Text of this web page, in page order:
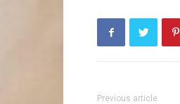
Previous article